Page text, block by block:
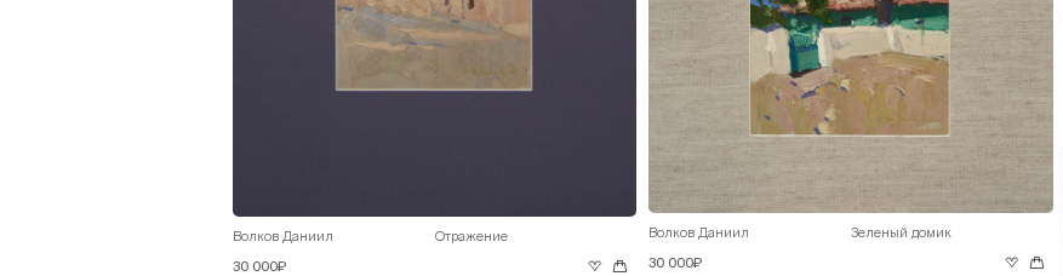
Волков Даниил Отражение
30 000₽
Волков Даниил Зеленый домик
30 000₽